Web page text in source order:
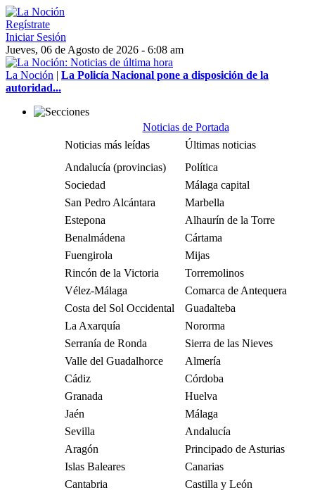
Regístrate
Iniciar Sesión
Jueves, 06 de Agosto de 2026 - 6:08 am
La Noción | La Policía Nacional pone a disposición de la
autoridad...
Noticias de Portada
Noticias más leídas
Últimas noticias
Andalucía (provincias)
Política
Sociedad
Málaga capital
San Pedro Alcántara
Marbella
Estepona
Alhaurín de la Torre
Benalmádena
Cártama
Fuengirola
Mijas
Rincón de la Victoria
Torremolinos
Vélez-Málaga
Comarca de Antequera
Costa del Sol Occidental
Guadalteba
La Axarquía
Nororma
Serranía de Ronda
Sierra de las Nieves
Valle del Guadalhorce
Almería
Cádiz
Córdoba
Granada
Huelva
Jaén
Málaga
Sevilla
Andalucía
Aragón
Principado de Asturias
Islas Baleares
Canarias
Cantabria
Castilla y León